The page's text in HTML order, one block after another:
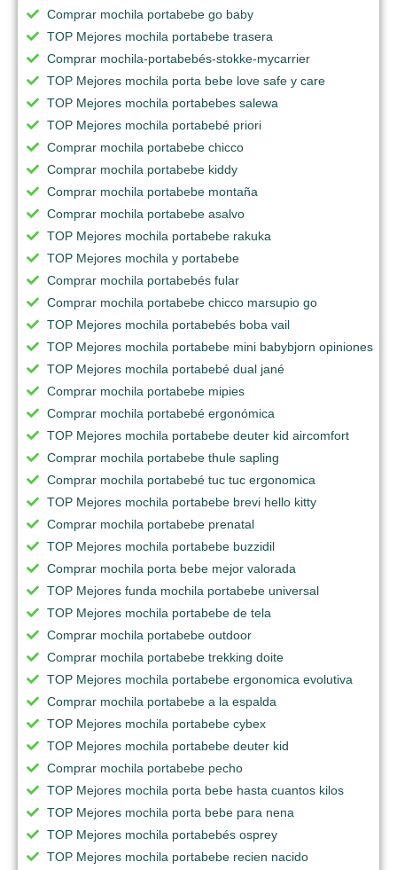
Comprar mochila portabebe go baby
TOP Mejores mochila portabebe trasera
Comprar mochila-portabebés-stokke-mycarrier
TOP Mejores mochila porta bebe love safe y care
TOP Mejores mochila portabebes salewa
TOP Mejores mochila portabebé priori
Comprar mochila portabebe chicco
Comprar mochila portabebe kiddy
Comprar mochila portabebe montaña
Comprar mochila portabebe asalvo
TOP Mejores mochila portabebe rakuka
TOP Mejores mochila y portabebe
Comprar mochila portabebés fular
Comprar mochila portabebe chicco marsupio go
TOP Mejores mochila portabebés boba vail
TOP Mejores mochila portabebe mini babybjorn opiniones
TOP Mejores mochila portabebé dual jané
Comprar mochila portabebe mipies
Comprar mochila portabebé ergonómica
TOP Mejores mochila portabebe deuter kid aircomfort
Comprar mochila portabebe thule sapling
Comprar mochila portabebé tuc tuc ergonomica
TOP Mejores mochila portabebe brevi hello kitty
Comprar mochila portabebe prenatal
TOP Mejores mochila portabebe buzzidil
Comprar mochila porta bebe mejor valorada
TOP Mejores funda mochila portabebe universal
TOP Mejores mochila portabebe de tela
Comprar mochila portabebe outdoor
Comprar mochila portabebe trekking doite
TOP Mejores mochila portabebe ergonomica evolutiva
Comprar mochila portabebe a la espalda
TOP Mejores mochila portabebe cybex
TOP Mejores mochila portabebe deuter kid
Comprar mochila portabebe pecho
TOP Mejores mochila porta bebe hasta cuantos kilos
TOP Mejores mochila porta bebe para nena
TOP Mejores mochila portabebés osprey
TOP Mejores mochila portabebe recien nacido